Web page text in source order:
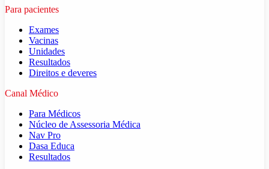
Para pacientes
Exames
Vacinas
Unidades
Resultados
Direitos e deveres
Canal Médico
Para Médicos
Núcleo de Assessoria Médica
Nav Pro
Dasa Educa
Resultados